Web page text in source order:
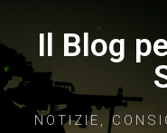
Il Blog
NOTIZIE,